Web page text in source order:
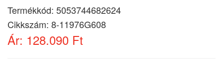
Termékkód: 5053744682624
Cikkszám: 8-11976G608
Ár: 128.090 Ft